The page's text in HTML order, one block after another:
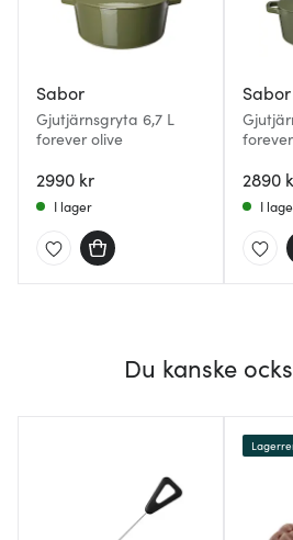
Sabor
Gjutjärnsgryta 6,7 L
forever olive
2990 kr
I lager
Sabor
2890
I
Du kanske